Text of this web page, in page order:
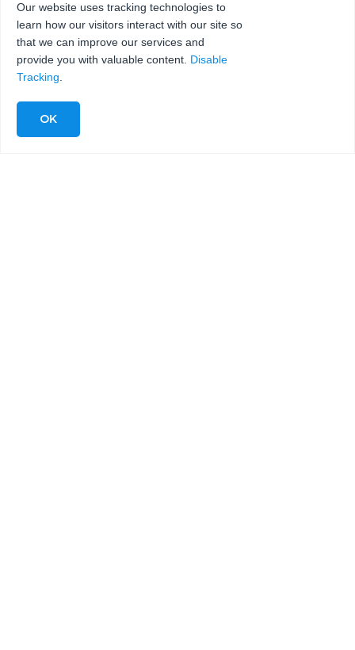
CORTE DE INSERTOS DE GOMA Corte
WATERJET-PRODUCE-HARVESTER-
Our website uses tracking technologies to
learn how our visitors interact with our site so
that we can improve our services and
provide you with valuable content. Disable
Tracking